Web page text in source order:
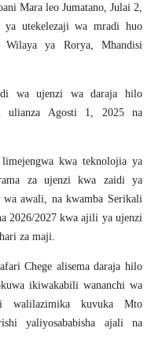
Mara leo Jumatano, Julai 2,
utekelezaji wa mradi huo
ya Rorya, Mhandisi
wa ujenzi wa daraja hilo
ulianza Agosti 1, 2025 na
kwa teknolojia ya
za ujenzi kwa zaidi ya
awali, na kwamba Serikali
2026/2027 kwa ajili ya ujenzi
za maji.
Chege alisema daraja hilo
ikiwakabili wananchi wa
walilazimika kuvuka Mto
yaliyosababisha ajali na